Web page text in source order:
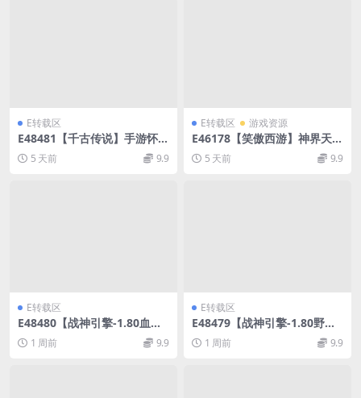
E转载区
E48481【千古传说】手游怀旧
WIN单机外网手工服务架设端
5 天前 9.9
E转载区 游戏资源
E46178【笑傲西游】神界天海
西柚端游WIN本地服务端+内
置GM工具+全套源码
5 天前 9.9
E转载区
E48480【战神引擎-1.80血战
元素】三职业小新免授权全明
文版本WIN传奇手游服务架设
端
1 周前 9.9
E转载区
E48479【战神引擎-1.80野战
元素】三职业白猪7免授权版w
in传奇手游服务架设端
1 周前 9.9